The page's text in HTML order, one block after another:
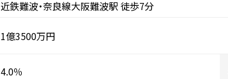
近鉄難波・奈良線大阪難波駅 徒歩7分
1億3500万円
4.0％